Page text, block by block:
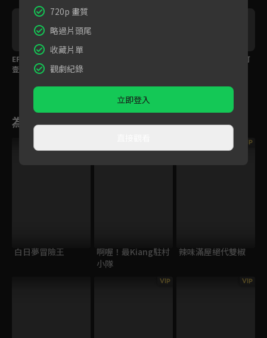
EP03預告：超還原！玖
壹壹初識場景，春風當
讀書不行又怎樣？苗可
為您推薦
白日夢冒險王
啊喔！最Kiang駐村
小隊
VIP
辣味滿屋絕代雙椒
VIP VIP
720p 畫質
略過片頭尾
收藏片單
觀劇紀錄
立即登入